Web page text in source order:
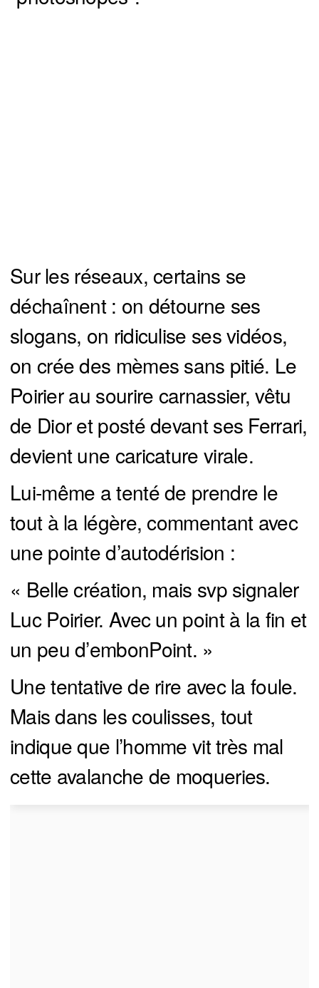
Sur les réseaux, certains se
déchaînent : on détourne ses
slogans, on ridiculise ses vidéos,
on crée des mèmes sans pitié. Le
Poirier au sourire carnassier, vêtu
de Dior et posté devant ses Ferrari,
devient une caricature virale.
Lui-même a tenté de prendre le
tout à la légère, commentant avec
une pointe d’autodérision :
« Belle création, mais svp signaler
Luc Poirier. Avec un point à la fin et
un peu d’embonPoint. »
Une tentative de rire avec la foule.
Mais dans les coulisses, tout
indique que l’homme vit très mal
cette avalanche de moqueries.